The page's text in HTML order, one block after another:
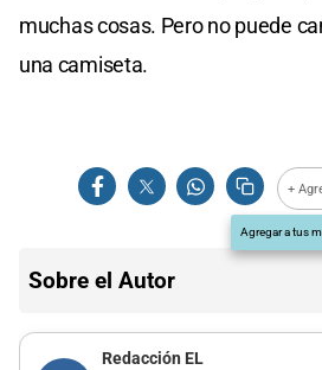
muchas cosas. Pero no puede
una camiseta.
+
Agregar a tus
Sobre el Autor
Redacción EL